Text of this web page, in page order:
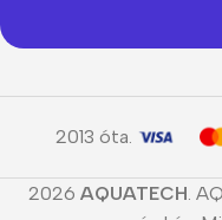
2013 óta.
2026 AQUATECH.